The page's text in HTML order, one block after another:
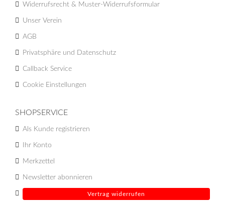
Widerrufsrecht & Muster-Widerrufsformular
Unser Verein
AGB
Privatsphäre und Datenschutz
Callback Service
Cookie Einstellungen
SHOPSERVICE
Als Kunde registrieren
Ihr Konto
Merkzettel
Newsletter abonnieren
Vertrag widerrufen